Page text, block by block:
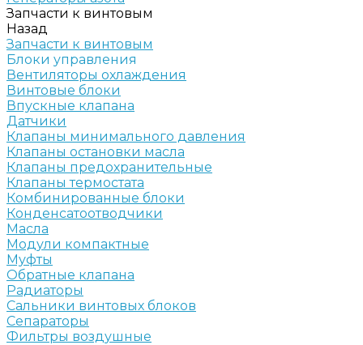
Запчасти к винтовым
Назад
Запчасти к винтовым
Блоки управления
Вентиляторы охлаждения
Винтовые блоки
Впускные клапана
Датчики
Клапаны минимального давления
Клапаны остановки масла
Клапаны предохранительные
Клапаны термостата
Комбинированные блоки
Конденсатоотводчики
Масла
Модули компактные
Муфты
Обратные клапана
Радиаторы
Сальники винтовых блоков
Сепараторы
Фильтры воздушные